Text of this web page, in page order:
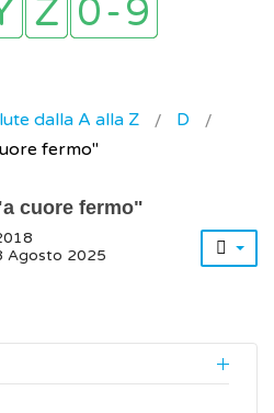
dalla A alla Z
D
fermo"
cuore fermo"
Agosto 2025